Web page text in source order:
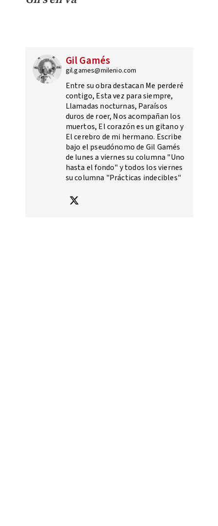
Gil Gamés
gil.games@milenio.com
Entre su obra destacan Me perderé
contigo, Esta vez para siempre,
Llamadas nocturnas, Paraísos
duros de roer, Nos acompañan los
muertos, El corazón es un gitano y
El cerebro de mi hermano. Escribe
bajo el pseudónomo de Gil Gamés
de lunes a viernes su columna "Uno
hasta el fondo" y todos los viernes
su columna "Prácticas indecibles"